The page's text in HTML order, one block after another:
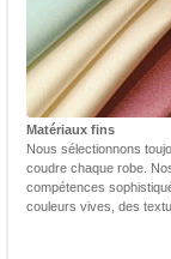
Matériaux fins
Nous sélectionnons
coudre chaque robe.
compétences
couleurs vives, des